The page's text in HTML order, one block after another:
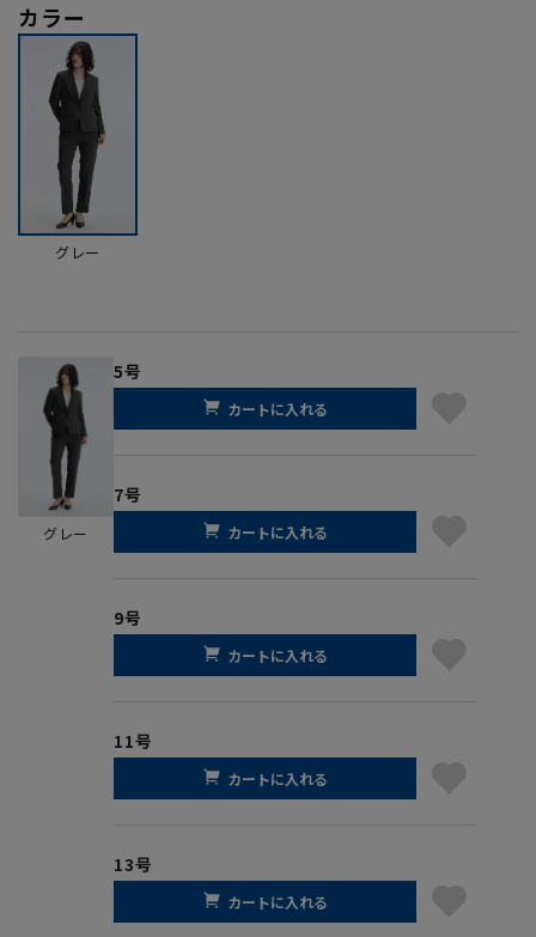
カラー
グレー
グレー
5号
カートに入れる
7号
カートに入れる
9号
カートに入れる
11号
カートに入れる
13号
カートに入れる